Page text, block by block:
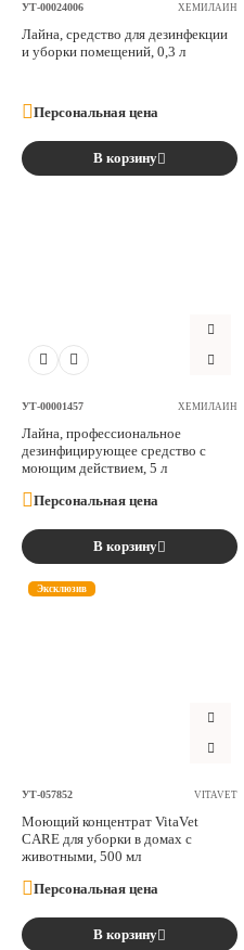
УТ-00024006 ХЕМИЛАЙН
Лайна, средство для дезинфекции
и уборки помещений, 0,3 л
Персональная цена
В корзину
УТ-00001457 ХЕМИЛАЙН
Лайна, профессиональное
дезинфицирующее средство с
моющим действием, 5 л
Персональная цена
В корзину
Эксклюзив
УТ-057852 VITAVET
Моющий концентрат VitaVet
CARE для уборки в домах с
животными, 500 мл
Персональная цена
В корзину